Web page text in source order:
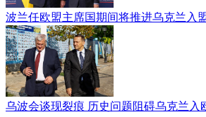
波兰任欧盟主席国期间将推进乌克兰入
乌波会谈现裂痕 历史问题阻碍乌克兰入